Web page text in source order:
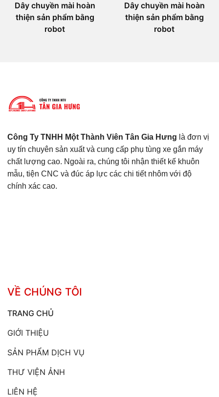
Dây chuyền mài hoàn
thiện sản phẩm bằng
robot
Dây chuyền mài hoàn
thiện sản phẩm bằng
robot
Công Ty TNHH Một Thành Viên Tân Gia Hưng là đơn vị
uy tín chuyên sản xuất và cung cấp phụ tùng xe gắn máy
chất lượng cao. Ngoài ra, chúng tôi nhận thiết kế khuôn
mẫu, tiện CNC và đúc áp lực các chi tiết nhôm với độ
chính xác cao.
VỀ CHÚNG TÔI
TRANG CHỦ
GIỚI THIỆU
SẢN PHẨM DỊCH VỤ
THƯ VIỆN ẢNH
LIÊN HỆ